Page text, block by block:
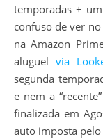
temporadas +
confuso de ver
na Amazon
aluguelvia
segunda
e nem a
finalizada em
auto imposta